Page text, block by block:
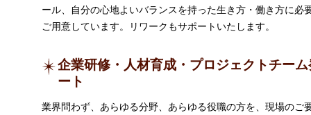
ール、自分の心地よいバランスを持った生き方・働き方に必
ご用意しています。リワークもサポートいたします。
企業研修・人材育成・プロジェクトチー
ート
業界問わず、あらゆる分野、あらゆる役職の方を、現場のご